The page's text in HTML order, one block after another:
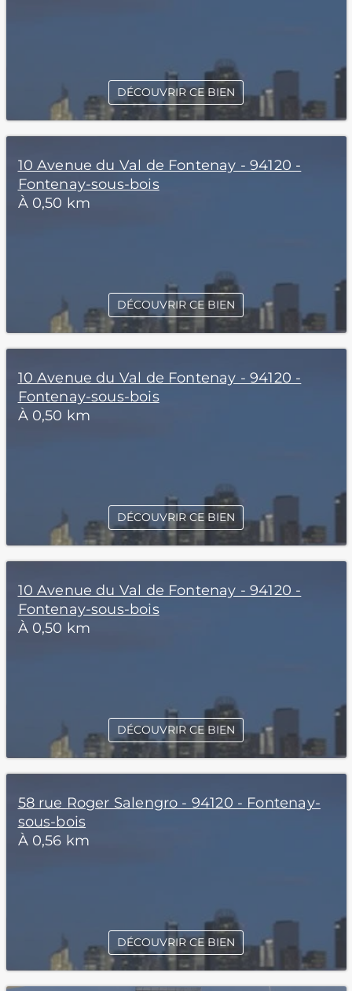
DÉCOUVRIR CE BIEN
10 Avenue du Val de Fontenay - 94120 -
Fontenay-sous-bois
À 0,50 km
DÉCOUVRIR CE BIEN
10 Avenue du Val de Fontenay - 94120 -
Fontenay-sous-bois
À 0,50 km
DÉCOUVRIR CE BIEN
10 Avenue du Val de Fontenay - 94120 -
Fontenay-sous-bois
À 0,50 km
DÉCOUVRIR CE BIEN
58 rue Roger Salengro - 94120 - Fontenay-
sous-bois
À 0,56 km
DÉCOUVRIR CE BIEN